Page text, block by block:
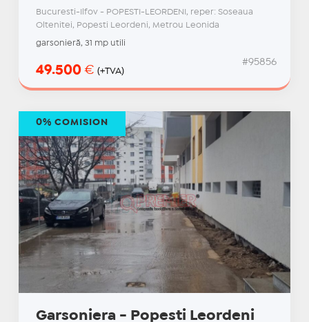
Bucuresti-Ilfov - POPESTI-LEORDENI, reper: Soseaua
Oltenitei, Popesti Leordeni, Metrou Leonida
garsonieră, 31 mp utili
49.500 € (+TVA)
#95856
Garsoniera - Popesti Leordeni
0% COMISION